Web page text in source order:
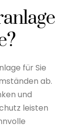
für Sie
ab.
und
leisten